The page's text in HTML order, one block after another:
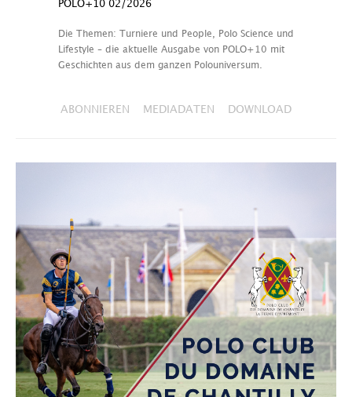
POLO+10 02/2026
Die Themen: Turniere und People, Polo Science und
Lifestyle – die aktuelle Ausgabe von POLO+10 mit
Geschichten aus dem ganzen Polouniversum.
ABONNIEREN MEDIADATEN DOWNLOAD